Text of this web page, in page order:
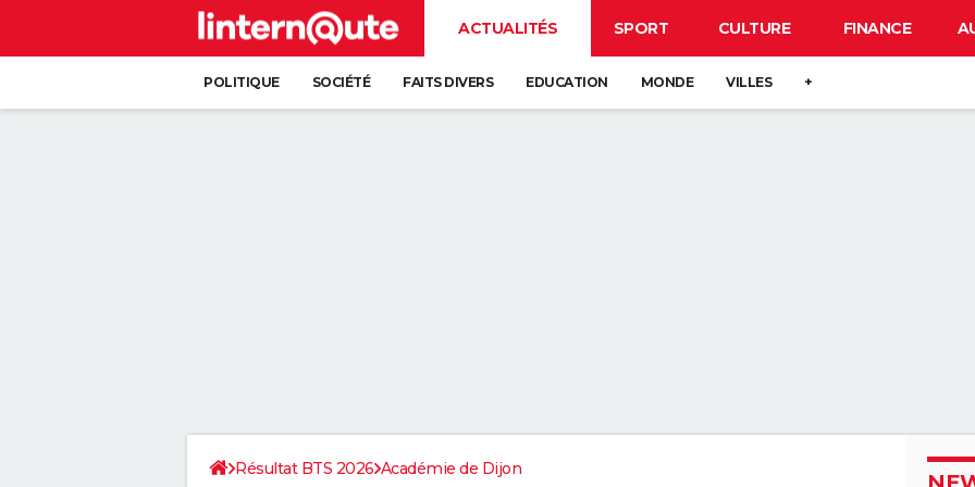
ACTUALITÉS SPORT CULTURE FINANCE
POLITIQUE SOCIÉTÉ FAITS DIVERS EDUCATION MONDE VILLES +
Résultat BTS 2026 Académie de Dijon